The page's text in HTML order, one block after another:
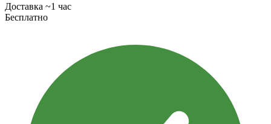
Доставка ~1 час
Бесплатно